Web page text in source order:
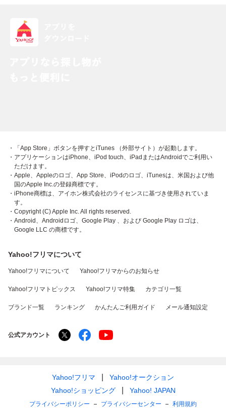
・「App Store」ボタンを押すとiTunes （外部サイト）が起動します。
・アプリケーションはiPhone、iPod touch、iPadまたはAndroidでご利用い
ただけます。
・Apple、Appleのロゴ、App Store、iPodのロゴ、iTunesは、米国および他
国のApple Inc.の登録商標です。
・iPhone商標は、アイホン株式会社のライセンスに基づき使用されていま
す。
・Copyright (C) Apple Inc. All rights reserved.
・Android、Androidロゴ、Google Play 、および Google Play ロゴは、
Google LLC の商標です。
Yahoo!フリマについて
Yahoo!フリマについて Yahoo!フリマからのお知らせ
Yahoo!フリマトピックス Yahoo!フリマ特集 カテゴリ一覧
ブランド一覧 ランキング かんたんご利用ガイド メール通知設定
公式アカウント
Yahoo!フリマ
Yahoo!オークション
Yahoo!ショッピング
Yahoo! JAPAN
プライバシーポリシー プライバシーセンター 利用規約